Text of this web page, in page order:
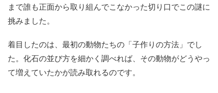
まで誰も正面から取り組んでこなかった切り口でこの謎に
挑みました。
着目したのは、最初の動物たちの「子作りの方法」でし
た。化石の並び方を細かく調べれば、その動物がどうやっ
て増えていたかが読み取れるのです。